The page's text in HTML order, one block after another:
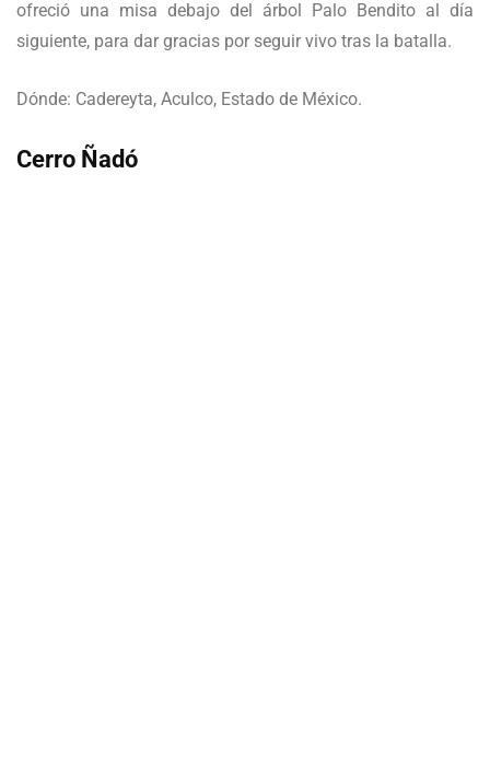
ofreció una misa debajo del árbol Palo Bendito al día
siguiente, para dar gracias por seguir vivo tras la batalla.
Dónde: Cadereyta, Aculco, Estado de México.
Cerro Ñadó